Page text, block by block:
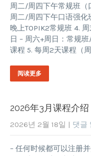
周二/周四下午常规班（
周二/周四下午口语强化
晚上TOPIK2常规班 4.
日 – 周六+周日：常规
课程 5. 每周2天课程（
阅读更多
2026年3月课程介绍
2026년 2월 18일 | 댓글
– 任何时候都可以注册